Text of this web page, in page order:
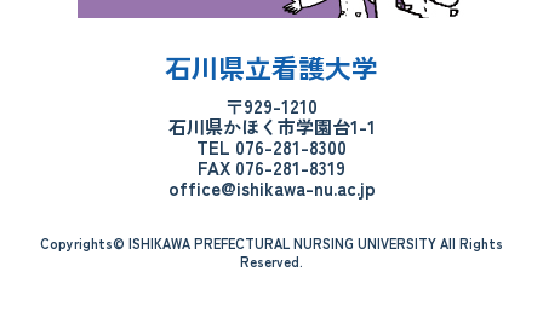
石川県立看護大学
〒929-1210
石川県かほく市学園台1-1
TEL 076-281-8300
FAX 076-281-8319
office@ishikawa-nu.ac.jp
Copyrights© ISHIKAWA PREFECTURAL NURSING UNIVERSITY All Rights
Reserved.